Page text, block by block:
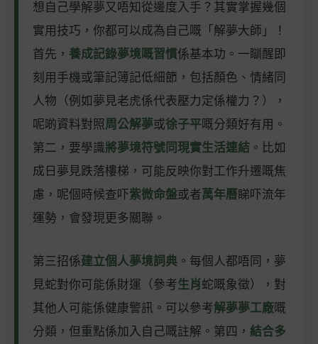
想自己學解夢又唔知從邊度入手？其實掌握幾個
實用技巧，你都可以成為自己嘅「解夢大師」！
首先， 養成記錄夢境嘅習慣係基本功。一瞓醒即
刻用手機或筆記簿記低細節，包括顏色、情緒同
人物（例如夢見老虎係代表壓力定係權力？），
呢啲資料對照周公解夢或徐子平嘅分類好有用。
第二，要學識將夢境符號同現實生活連結 。比如
成日夢見跌落樓梯，可能反映你對工作升遷嘅焦
慮，呢個時候查吓紫微命盤或者萬年曆睇吓流年
運勢，會發現更多關聯。
第三招係建立個人夢境詞典 。每個人都唔同，夢
見蛇對你可能係財運（參考生肖蛇嘅象徵），對
其他人可能係健康警訊。可以參考解夢夢工廠嘅
分類，但重點係加入自己嘅註解。第四， 結合多